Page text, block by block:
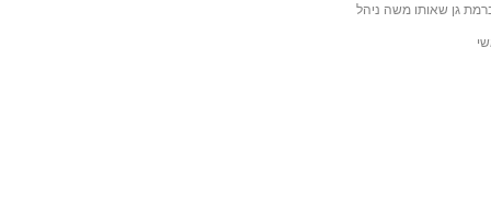
גן שאותו משה ניהל